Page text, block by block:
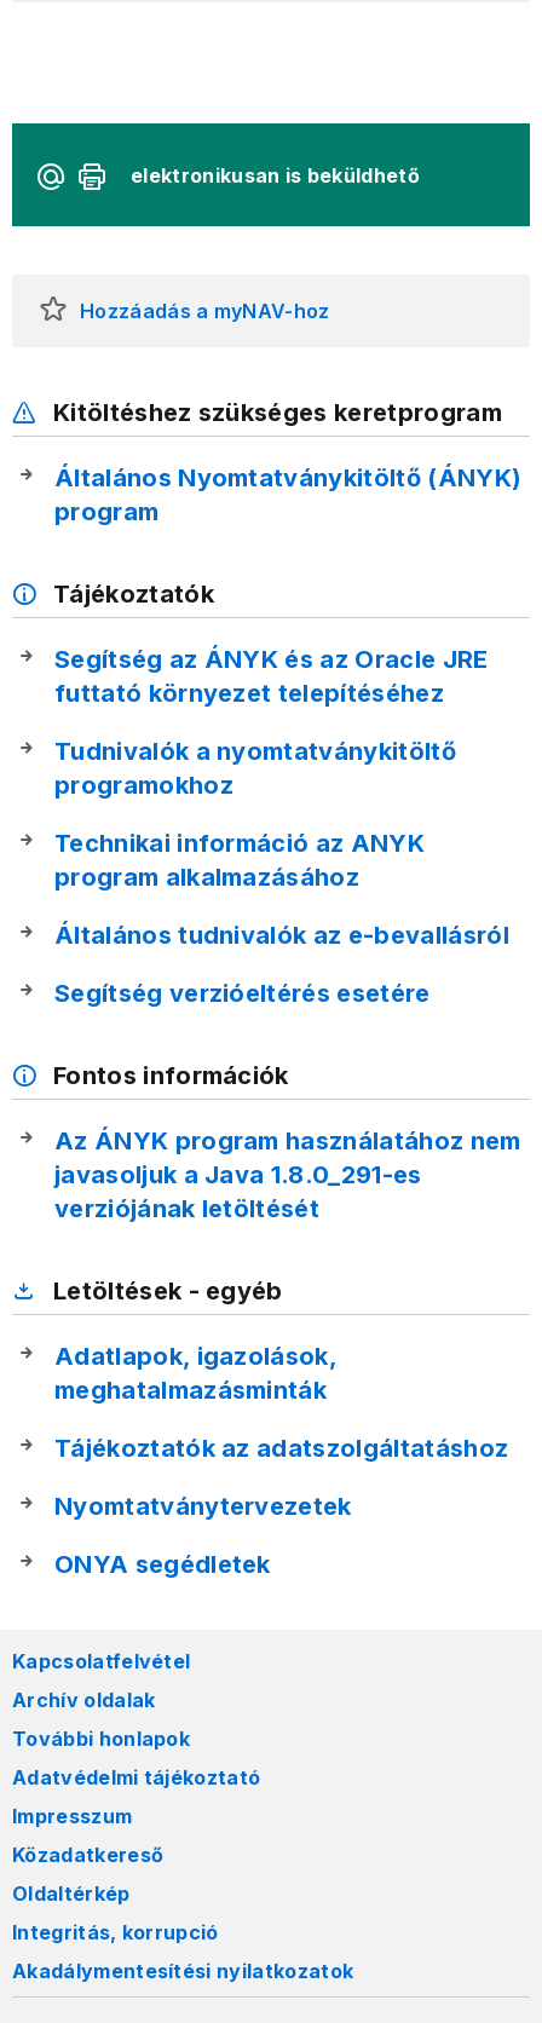
elektronikusan is beküldhető
Hozzáadás a myNAV-hoz
Kitöltéshez szükséges keretprogram
Általános Nyomtatványkitöltő (ÁNYK)
program
Tájékoztatók
Segítség az ÁNYK és az Oracle JRE
futtató környezet telepítéséhez
Tudnivalók a nyomtatványkitöltő
programokhoz
Technikai információ az ANYK
program alkalmazásához
Általános tudnivalók az e-bevallásról
Segítség verzióeltérés esetére
Fontos információk
Az ÁNYK program használatához nem
javasoljuk a Java 1.8.0_291-es
verziójának letöltését
Letöltések - egyéb
Adatlapok, igazolások,
meghatalmazásminták
Tájékoztatók az adatszolgáltatáshoz
Nyomtatványtervezetek
ONYA segédletek
Kapcsolatfelvétel
Archív oldalak
További honlapok
Adatvédelmi tájékoztató
Impresszum
Közadatkereső
Oldaltérkép
Integritás, korrupció
Akadálymentesítési nyilatkozatok